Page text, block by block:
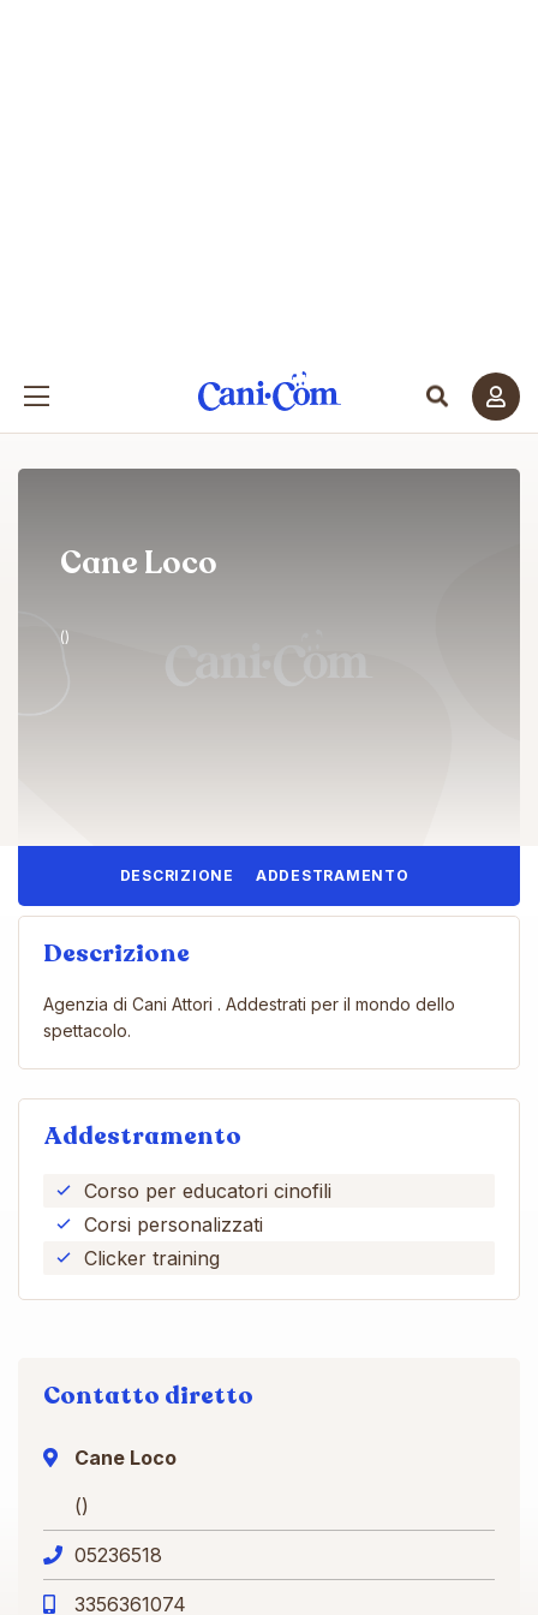
Cane Loco
()
DESCRIZIONE ADDESTRAMENTO
Descrizione
Agenzia di Cani Attori . Addestrati per il mondo dello
spettacolo.
Addestramento
Corso per educatori cinofili
Corsi personalizzati
Clicker training
Contatto diretto
Cane Loco
()
05236518
3356361074